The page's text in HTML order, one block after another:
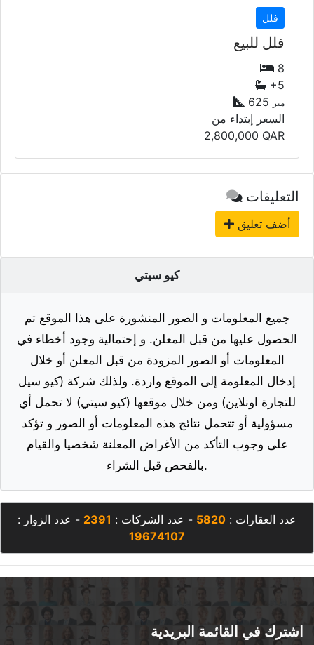
فلل
فلل للبيع
8
+5
625 متر
السعر إبتداء من
2,800,000 QAR
التعليقات
أضف تعليق
كيو سيتي
جميع المعلومات و الصور المنشورة على هذا الموقع تم
الحصول عليها من قبل المعلن. و إحتمالية وجود أخطاء في
المعلومات أو الصور المزودة من قبل المعلن أو خلال
إدخال المعلومة إلى الموقع واردة. ولذلك شركة (كيو سيل
للتجارة اونلاين) ومن خلال موقعها (كيو سيتي) لا تحمل أي
مسؤولية أو تتحمل نتائج هذه المعلومات أو الصور و تؤكد
على وجوب التأكد من الأغراض المعلنة شخصيا والقيام
بالفحص قبل الشراء.
عدد العقارات : 5820 - عدد الشركات : 2391 - عدد الزوار :
19674107
اشترك في القائمة البريدية